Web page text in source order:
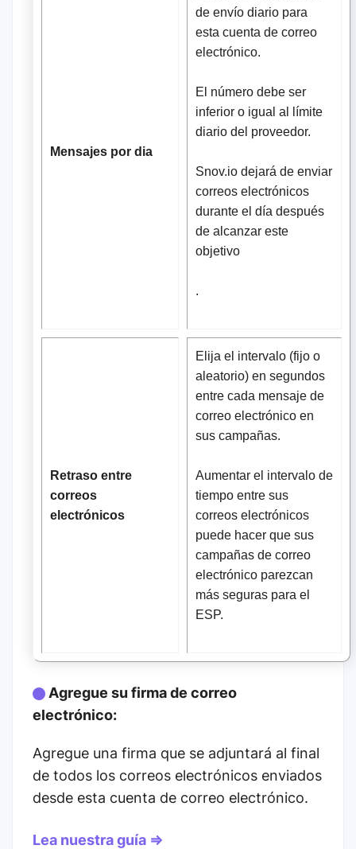
Mensajes por dia
de envío diario para
esta cuenta de correo
electrónico.
El número debe ser
inferior o igual al límite
diario del proveedor.
Snov.io dejará de enviar
correos electrónicos
durante el día después
de alcanzar este
objetivo
.
Retraso entre
correos
electrónicos
Elija el intervalo (fijo o
aleatorio) en segundos
entre cada mensaje de
correo electrónico en
sus campañas.
Aumentar el intervalo de
tiempo entre sus
correos electrónicos
puede hacer que sus
campañas de correo
electrónico parezcan
más seguras para el
ESP.
Agregue su firma de correo
electrónico:
Agregue una firma que se adjuntará al final
de todos los correos electrónicos enviados
desde esta cuenta de correo electrónico.
Lea nuestra guía ⇒